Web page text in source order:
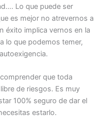
Lo que puede ser
es mejor no atrevernos a
éxito implica vernos en la
lo que podemos temer,
que toda
de riesgos. Es muy
100% seguro de dar el
estarlo.